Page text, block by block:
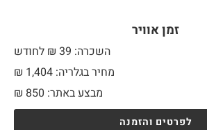
זמן אוויר
השכרה: 39 ₪ לחודש
מחיר בגלריה: 1,404 ₪
מבצע באתר:
₪ 850
לפרטים והזמנה